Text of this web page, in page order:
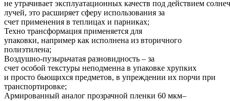
не утрачивает эксплуатационных качеств под действием
лучей, это расширяет сферу использования за
счет применения в теплицах и парниках;
Техно трансформация применяется для
упаковки, например как исполнена из вторичного
полиэтилена;
Воздушно-пузырьчатая разновидность – за
счет особой текстуры неподменна в упаковке хрупких
и просто бьющихся предметов, в упреждении их порчи при
транспортировке;
Армированный аналог прозрачной пленки 60 мкм–